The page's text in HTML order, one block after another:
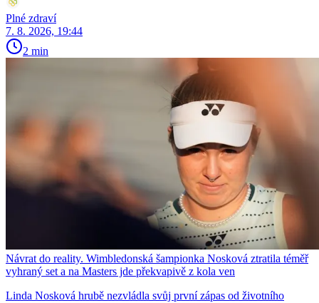
Plné zdraví
7. 8. 2026, 19:44
2 min
Návrat do reality. Wimbledonská šampionka Nosková ztratila téměř
vyhraný set a na Masters jde překvapivě z kola ven
Linda Nosková hrubě nezvládla svůj první zápas od životního